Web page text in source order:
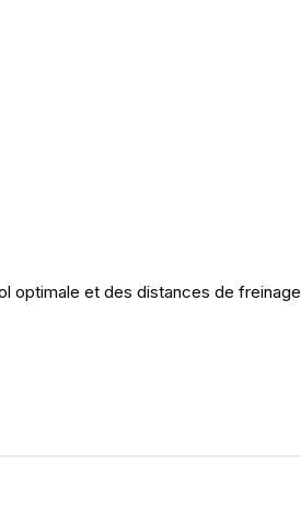
optimale et des distances de freinage